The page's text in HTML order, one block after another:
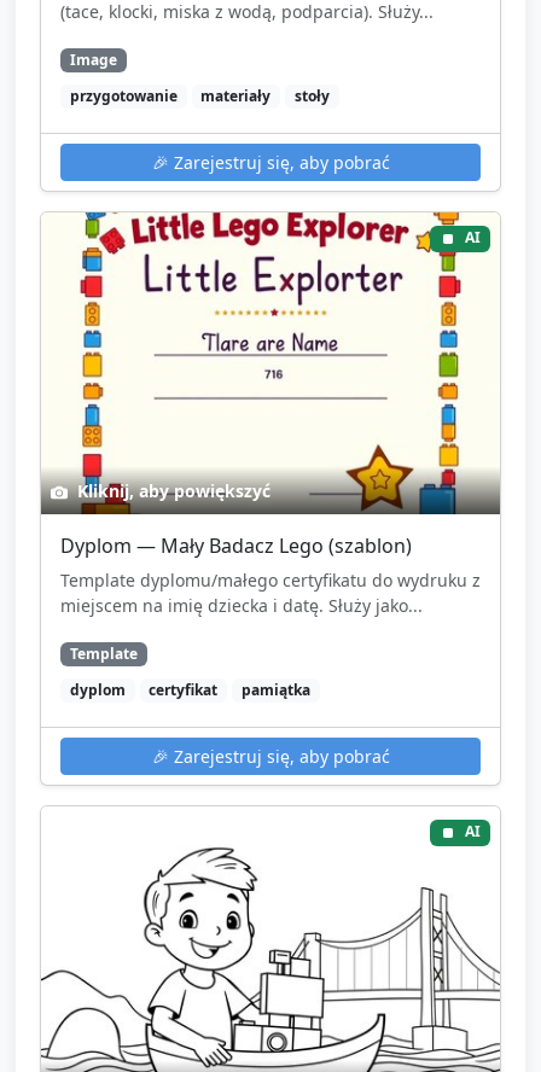
(tace, klocki, miska z wodą, podparcia). Służy...
Image
przygotowanie
materiały stoły
🎉 Zarejestruj się, aby pobrać
AI
Kliknij, aby powiększyć
Dyplom — Mały Badacz Lego (szablon)
Template dyplomu/małego certyfikatu do wydruku z
miejscem na imię dziecka i datę. Służy jako...
Template
dyplom
certyfikat pamiątka
🎉 Zarejestruj się, aby pobrać
AI